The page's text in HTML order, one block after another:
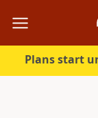
Plans start